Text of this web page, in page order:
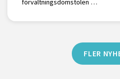
förvaltningsdomstolen …
FLER